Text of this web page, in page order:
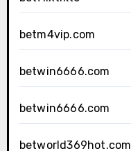
betm4vip.com
betwin6666.com
betwin6666.com
betworld369hot.com